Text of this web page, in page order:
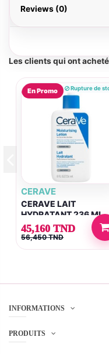
Reviews (0)
Les clients qui ont
En Promo Rupture de
CERAVE
CERAVE LAIT
HYDRATANT 236 ML
45,160 TND
56,450 TND
INFORMATIONS
PRODUITS